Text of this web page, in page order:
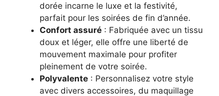
dorée incarne le luxe et la festivité,
parfait pour les soirées de fin d’année.
Confort assuré : Fabriquée avec un tissu
doux et léger, elle offre une liberté de
mouvement maximale pour profiter
pleinement de votre soirée.
Polyvalente : Personnalisez votre style
avec divers accessoires, du maquillage